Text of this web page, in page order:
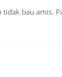
bau amis.